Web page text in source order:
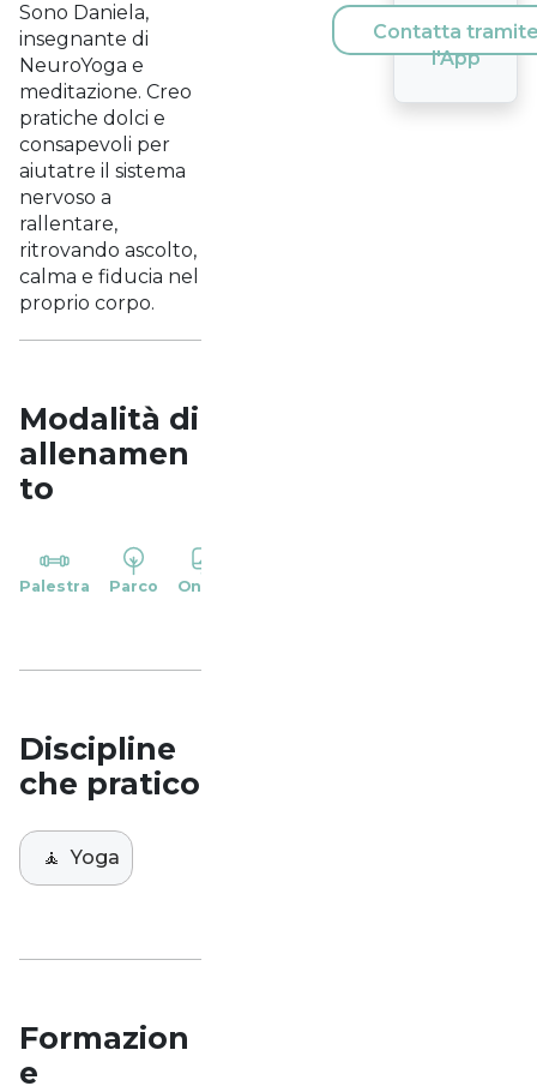
Sono Daniela,
insegnante di
NeuroYoga e
meditazione. Creo
pratiche dolci e
consapevoli per
aiutatre il sistema
nervoso a
rallentare,
ritrovando ascolto,
calma e fiducia nel
proprio corpo.
Modalità di
allenamen
to
Palestra Parco Online
Discipline
che pratico
🧘 Yoga
Formazion
e
Contatta
l'App